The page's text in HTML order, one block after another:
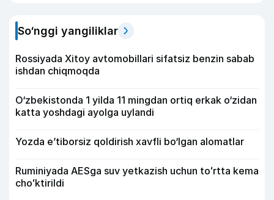
So‘nggi yangiliklar
Rossiyada Xitoy avtomobillari sifatsiz benzin sabab
ishdan chiqmoqda
O‘zbekistonda 1 yilda 11 mingdan ortiq erkak o‘zidan
katta yoshdagi ayolga uylandi
Yozda e’tiborsiz qoldirish xavfli bo‘lgan alomatlar
Ruminiyada AESga suv yetkazish uchun toʻrtta kema
choʻktirildi